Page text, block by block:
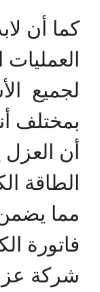
كما أن
لجميع
بمختلف
أن
الطاقة
مما
فاتورة
شركة